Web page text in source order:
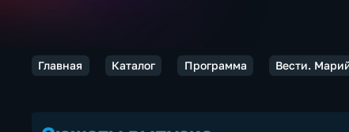
Главная Каталог Программа Вести.